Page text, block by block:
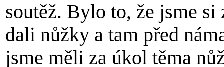
soutěž. Bylo to, že jsme
dali nůžky a tam před
jsme měli za úkol těma